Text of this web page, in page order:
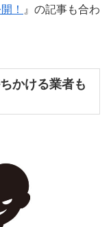
！
』の記事も合わ
かける業者も